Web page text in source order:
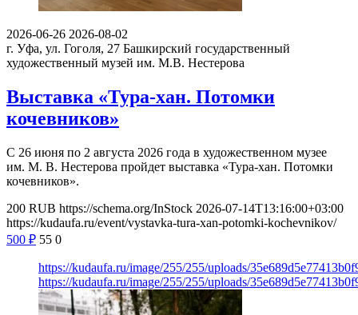
2026-06-26 2026-08-02
г. Уфа, ул. Гоголя, 27 Башкирский государственный
художественный музей им. М.В. Нестерова
Выставка «Тура-хан. Потомки
кочевников»
С 26 июня по 2 августа 2026 года в художественном музее
им. М. В. Нестерова пройдет выставка «Тура-хан. Потомки
кочевников».
200 RUB https://schema.org/InStock 2026-07-14T13:16:00+03:00
https://kudaufa.ru/event/vystavka-tura-xan-potomki-kochevnikov/
500 ₽ 55 0
https://kudaufa.ru/image/255/255/uploads/
https://kudaufa.ru/image/255/255/uploads/